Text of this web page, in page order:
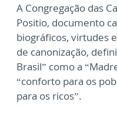
A Congregação das
Positio, documento
biográficos, virtudes
de canonização,
Brasil” como a
“conforto para os
para os ricos”.